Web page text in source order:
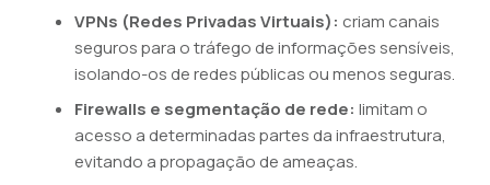
VPNs (Redes Privadas Virtuais): criam canais
seguros para o tráfego de informações sensíveis,
isolando-os de redes públicas ou menos seguras.
Firewalls e segmentação de rede: limitam o
acesso a determinadas partes da infraestrutura,
evitando a propagação de ameaças.